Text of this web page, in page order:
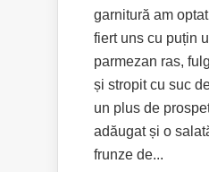
garnitură am
fiert uns cu puțin
parmezan ras,
și stropit cu suc
un plus de
adăugat și o
frunze de...